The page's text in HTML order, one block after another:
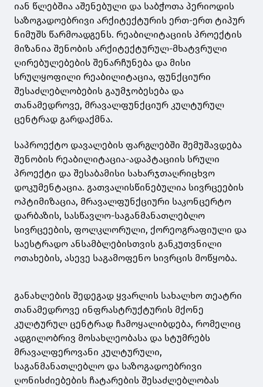
იან წლებშია აშენებული და საბჭოთა პერიოდის
საზოგადოებრივი არქიტექტურის ერთ-ერთ ტიპურ
ნიმუშს წარმოადგენს. რეაბილიტაციის პროექტის
მიზანია შენობის არქიტექტურულ-მხატვრული
ღირებულებების შენარჩუნება და მისი
სრულყოფილი რეაბილიტაცია, ფუნქციური
შესაძლებლობების გაუმჯობესება და
თანამედროვე, მრავალფუნქციურ კულტურულ
ცენტრად გარდაქმნა.
საპროექტო დავალების ფარგლებში შემუშავდება
შენობის რეაბილიტაცია-ადაპტაციის სრული
პროექტი და შესაბამისი სახარჯთაღრიცხვო
დოკუმენტაცია. გათვალისწინებულია სივრცეების
ოპტიმიზაცია, მრავალფუნქციური საკონცერტო
დარბაზის, სასწავლო-საგანმანათლებლო
სივრცეების, ფოლკლორული, ქორეოგრაფიული და
საესტრადო ანსამბლებისთვის განკუთვნილი
ოთახების, ასევე საგამოფენო სივრცის მოწყობა.
განახლების შედეგად ყვარლის სახალხო თეატრი
თანამედროვე ინფრასტრუქტურის მქონე
კულტურულ ცენტრად ჩამოყალიბდება, რომელიც
ადგილობრივ მოსახლეობასა და სტუმრებს
მრავალფეროვანი კულტურული,
საგანმანათლებლო და საზოგადოებრივი
ღონისძიებების ჩატარების შესაძლებლობას